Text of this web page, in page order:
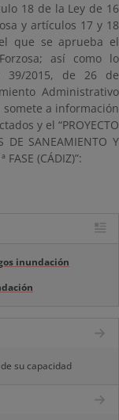
18 de la Ley de 16
y artículos 17 y 18
que se aprueba el
así como lo
2015, de 26 de
Administrativo
a información
y el “PROYECTO
DE SANEAMIENTO Y
FASE (CÁDIZ)”:
inundación
su capacidad